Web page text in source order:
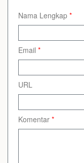
Nama Lengkap *
Email *
URL
Komentar *